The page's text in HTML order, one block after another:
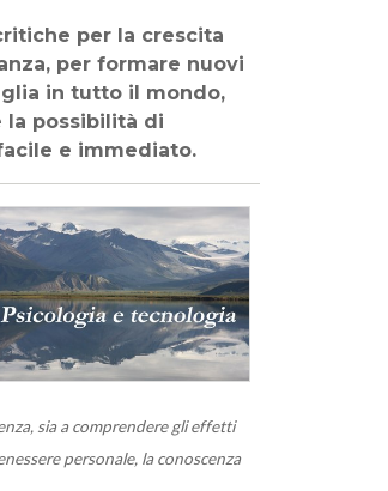
per formare nuovi
in tutto il mondo,
la possibilità di
e immediato.
sia a comprendere gli effetti
personale, la conoscenza